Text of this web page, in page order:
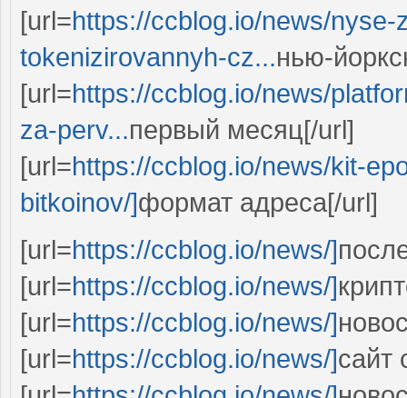
[url=https://ccblog.io/news/
tokenizirovannyh-cz...нью-
[url=https://ccblog.io/news/
za-perv...первый месяц[/url]
[url=https://ccblog.io/news/kit-
bitkoinov/]формат адреса[/url]
[url=https://ccblog.io/news/]
[url=https://ccblog.io/news/]
[url=https://ccblog.io/news/]
[url=https://ccblog.io/news/]сайт